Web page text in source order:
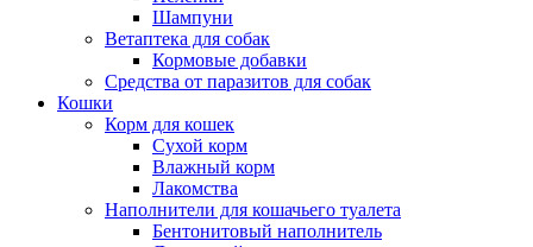
Шампуни
Ветаптека для собак
Кормовые добавки
Средства от паразитов для собак
Кошки
Корм для кошек
Сухой корм
Влажный корм
Лакомства
Наполнители для кошачьего туалета
Бентонитовый наполнитель